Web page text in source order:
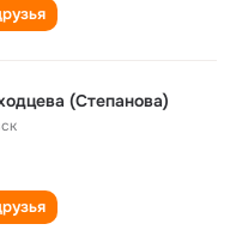
(Степанова)